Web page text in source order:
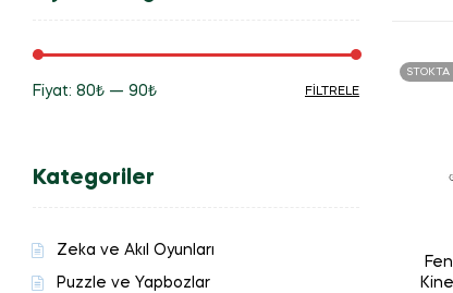
STOKTA
FILTRELE
Fiyat: 80₺ — 90₺
Kategoriler
Zeka ve Akıl Oyunları
Puzzle ve Yapbozlar